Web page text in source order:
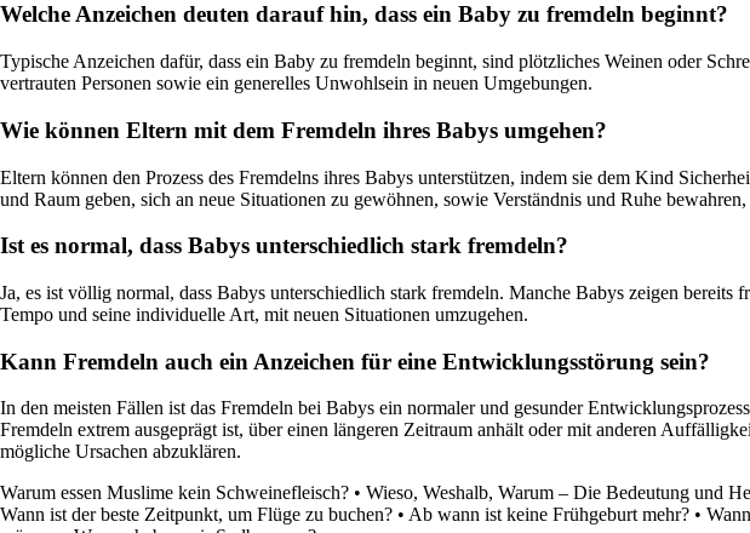
Welche Anzeichen deuten darauf hin, dass ein Baby zu fremdeln beginnt?
Typische Anzeichen dafür, dass ein Baby zu fremdeln beginnt, sind plötzliches Weinen oder
vertrauten Personen sowie ein generelles Unwohlsein in neuen Umgebungen.
Wie können Eltern mit dem Fremdeln ihres Babys umgehen?
Eltern können den Prozess des Fremdelns ihres Babys unterstützen, indem sie dem Kind
und Raum geben, sich an neue Situationen zu gewöhnen, sowie Verständnis und Ruhe
Ist es normal, dass Babys unterschiedlich stark fremdeln?
Ja, es ist völlig normal, dass Babys unterschiedlich stark fremdeln. Manche Babys zeigen bereits
Tempo und seine individuelle Art, mit neuen Situationen umzugehen.
Kann Fremdeln auch ein Anzeichen für eine Entwicklungsstörung sein?
In den meisten Fällen ist das Fremdeln bei Babys ein normaler und gesunder
Fremdeln extrem ausgeprägt ist, über einen längeren Zeitraum anhält oder mit anderen
mögliche Ursachen abzuklären.
Warum essen Muslime kein Schweinefleisch? • Wieso, Weshalb, Warum – Die Bedeutung und
Wann ist der beste Zeitpunkt, um Flüge zu buchen? • Ab wann ist keine Frühgeburt mehr? •